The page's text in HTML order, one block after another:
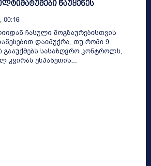
წაუყენეს
00:16
ჩასული მოგზაურებისთვის
დაიმუქრა, თუ რომი 9
გააუქმებს სასაზღვრო კონტროლს,
კვირას ესპანეთის...